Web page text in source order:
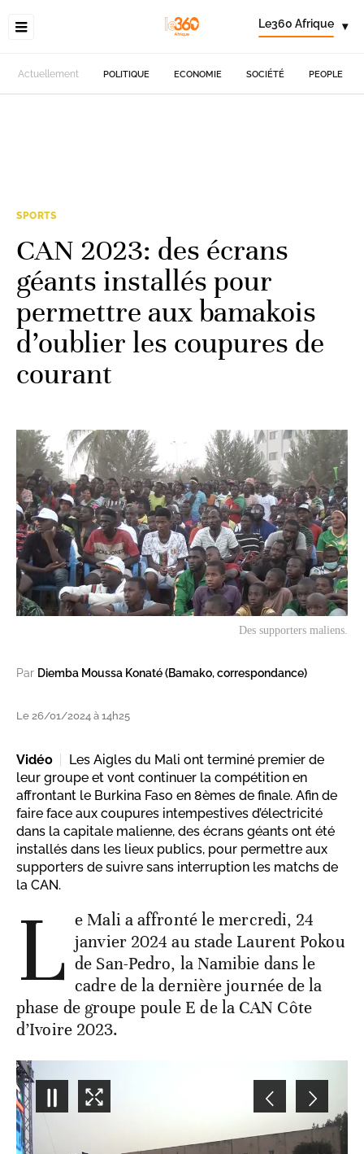
Le360 Afrique ▾
Actuellement POLITIQUE ECONOMIE SOCIÉTÉ PEOPLE
SPORTS
CAN 2023: des écrans
géants installés pour
permettre aux bamakois
d’oublier les coupures de
courant
Des supporters maliens.
Par Diemba Moussa Konaté (Bamako, correspondance)
Le 26/01/2024 à 14h25
Vidéo
Les Aigles du Mali ont terminé premier de
leur groupe et vont continuer la compétition en
affrontant le Burkina Faso en 8èmes de finale. Afin de
faire face aux coupures intempestives d’électricité
dans la capitale malienne, des écrans géants ont été
installés dans les lieux publics, pour permettre aux
supporters de suivre sans interruption les matchs de
la CAN.
L e Mali a affronté le mercredi, 24
janvier 2024 au stade Laurent Pokou
de San-Pedro, la Namibie dans le
cadre de la dernière journée de la
phase de groupe poule E de la CAN Côte
d’Ivoire 2023.